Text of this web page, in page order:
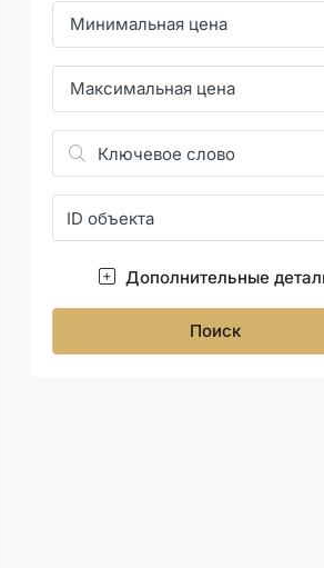
Минимальная цена
Максимальная цена
Дополнительные
Поиск